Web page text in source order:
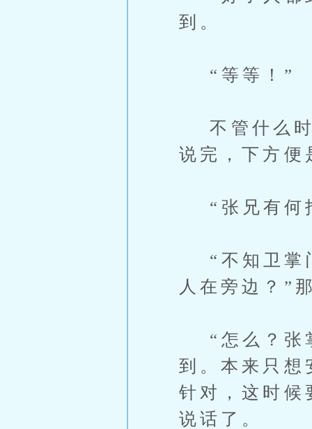
到。
“等等！”
不管什么时
说完，下方便
“张兄有何
“不知卫掌
人在旁边？”
“怎么？张
到。本来只想
针对，这时候
说话了。